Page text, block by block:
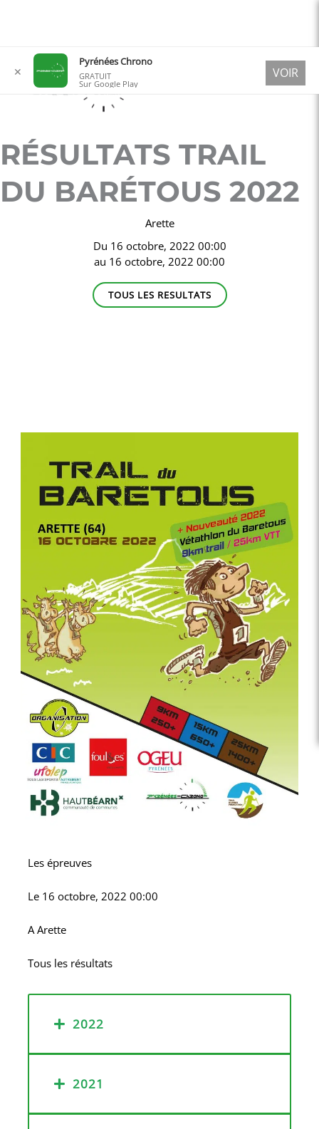
contenu
RÉSULTATS TRAIL
DU BARÉTOUS 2022
Arette
Du 16 octobre, 2022 00:00
au 16 octobre, 2022 00:00
TOUS LES RESULTATS
Les épreuves
Le 16 octobre, 2022 00:00
AArette
Tous les résultats
2022
2021
✕
Pyrénées Chrono
GRATUIT
Sur Google Play
VOIR